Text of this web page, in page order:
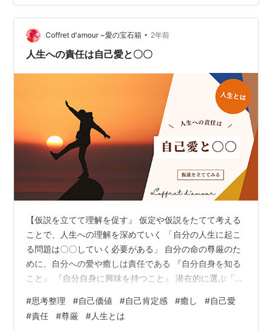
います。 この方は，年末の亀有マルシェにお邪魔したと
きに，プリントアウトしたものをお渡ししました。 デジ
タル画像でもいいんですが，モノがあるっていいなーと
思ったりもします。 アップしている画像は，普通にダウ
Coffret d'amour ~愛の宝石箱 • 2年前
人生への責任は自己愛と〇〇
【仮説を立てて理解を促す』 仮定や仮説をたてて考える
ことで、人生への理解を深めていく 「自分の人生に起こ
る問題は〇〇していく必要がある」 自分の命の尊厳のた
めに、自分への愛や癒しは責任である 『自分自身を知る
こと』 『自分自身に興味を持つこと』 潜在的に選ぶ「好
説を立てて、物事を考えることってどのくらいあります
か？ 例えば 仕事で言えば、仮説を立てて進めていくこと
#思考整理 #自己価値 #自己肯定感 #癒し #自己愛
#責任 #尊厳 #人生とは